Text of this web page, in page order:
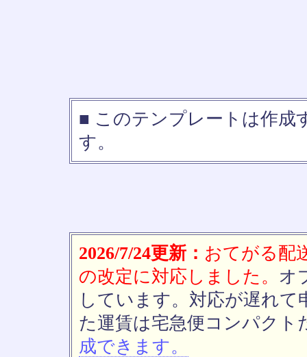
■ このテンプレートは作成
す。
2026/7/24更新： おてがる配
の改定に対応しました。 オ
しています。対応が遅れ
た運賃は宅急便コンパクト
成できます。